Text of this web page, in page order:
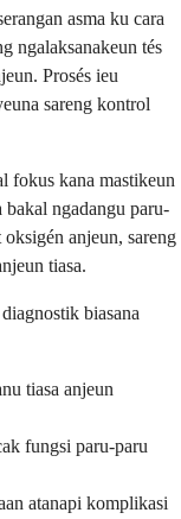
asma ku cara
ngalaksanakeun tés
Prosés ieu
sareng kontrol
fokus kana mastikeun
bakal ngadangu paru-
anjeun, sareng
tiasa.
biasana
tiasa anjeun
fungsi paru-paru
atanapi komplikasi